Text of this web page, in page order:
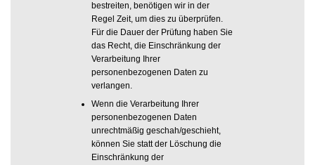
bestreiten, benötigen wir in der
Regel Zeit, um dies zu überprüfen.
Für die Dauer der Prüfung haben Sie
das Recht, die Einschränkung der
Verarbeitung Ihrer
personenbezogenen Daten zu
verlangen.
Wenn die Verarbeitung Ihrer
personenbezogenen Daten
unrechtmäßig geschah/geschieht,
können Sie statt der Löschung die
Einschränkung der